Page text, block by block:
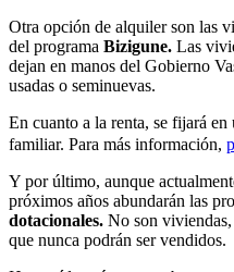
Otra opción de alquiler son las
del programa Bizigune. Las
dejan en manos del Gobierno
usadas o seminuevas.
En cuanto a la renta, se fijará
familiar. Para más información,
Y por último, aunque
próximos años abundarán las
dotacionales. No son
que nunca podrán ser vendidos.